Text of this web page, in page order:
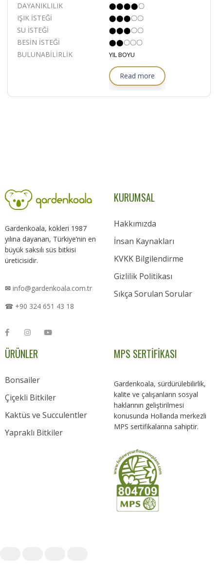
DAYANIKLILIK ⬤⬤⬤⬤〇
IŞIK İSTEĞİ ⬤⬤⬤〇〇
SU İSTEĞİ ⬤⬤⬤〇〇
BESİN İSTEĞİ ⬤⬤〇〇〇
BULUNABİLİRLİK YIL BOYU
Read more
Gardenkoala, kökleri 1987
yılına dayanan, Türkiye’nin en
büyük saksılı süs bitkisi
üreticisidir.
✉ info@gardenkoala.com.tr
☎ +90 324 651 43 18
KURUMSAL
Hakkımızda
İnsan Kaynakları
KVKK Bilgilendirme
Gizlilik Politikası
Sıkça Sorulan Sorular
ÜRÜNLER
Bonsailer
Çiçekli Bitkiler
Kaktüs ve Succulentler
Yapraklı Bitkiler
MPS SERTİFİKASI
Gardenkoala, sürdürülebilirlik,
kalite ve çalışanların sosyal
haklarının geliştirilmesi
konusunda Hollanda merkezli
MPS sertifikalarına sahiptir.